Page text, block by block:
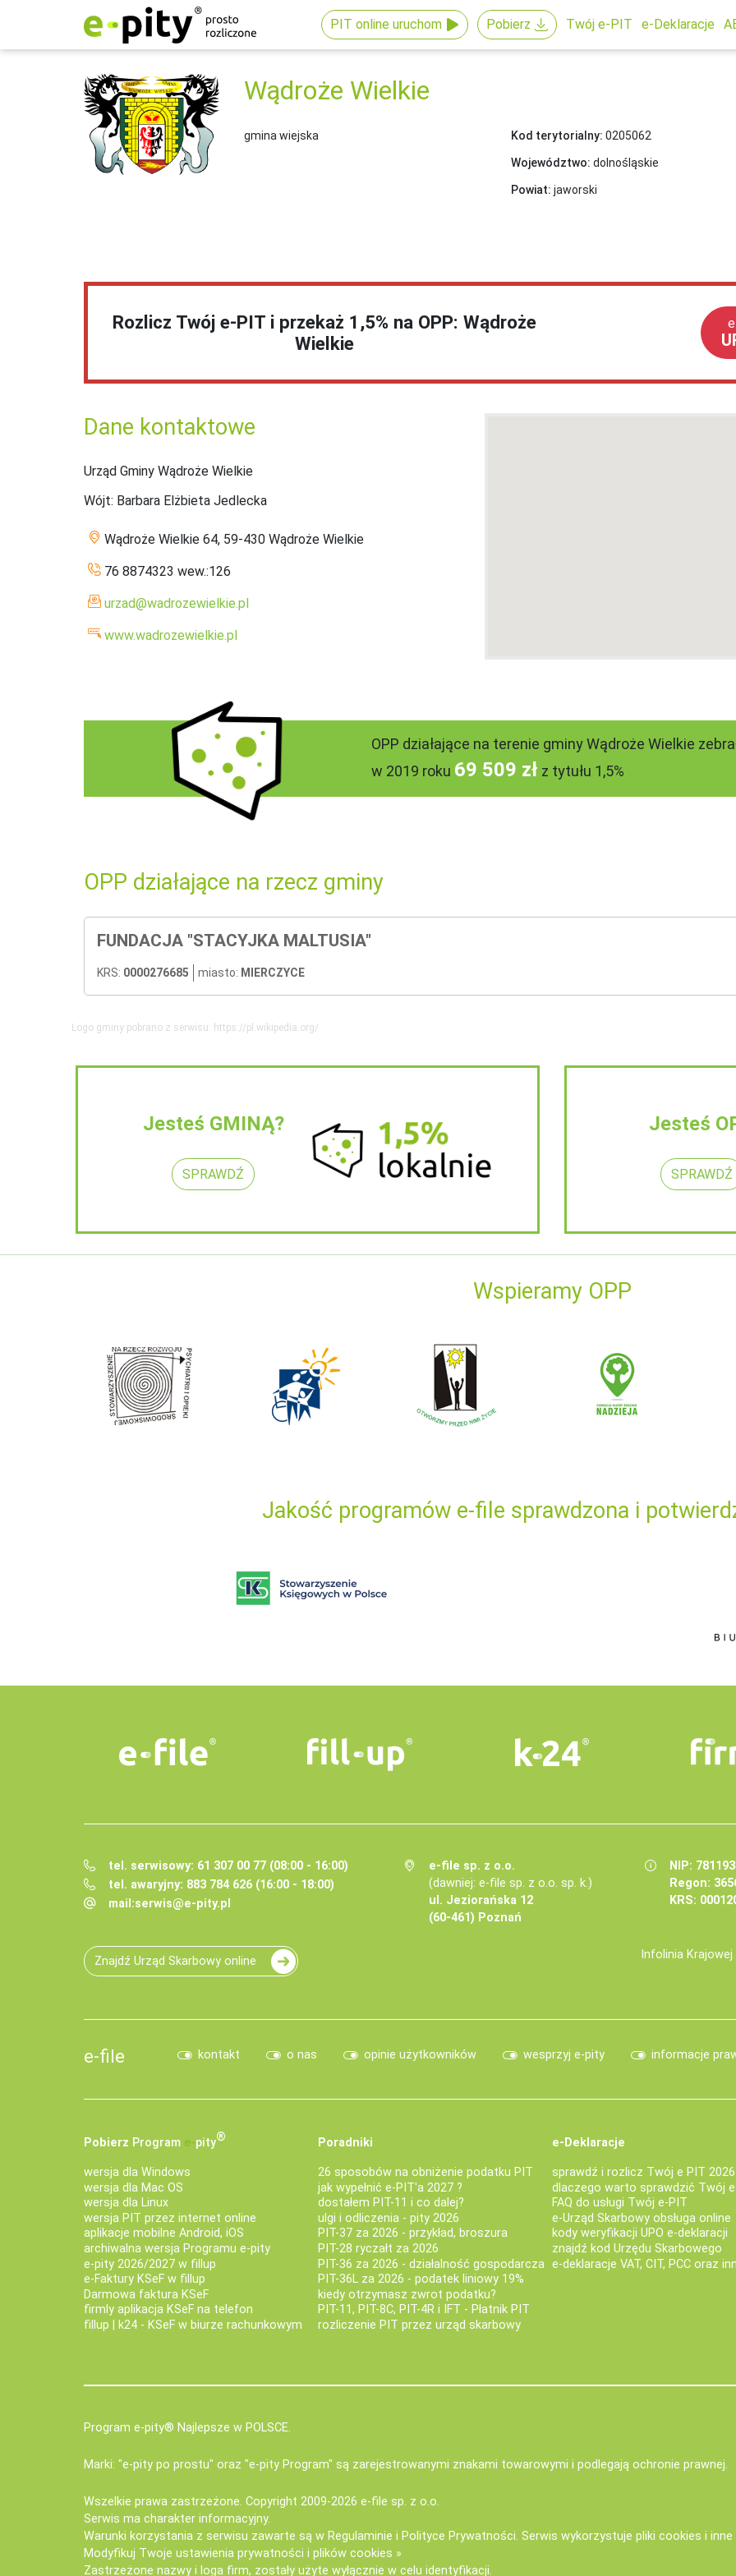
PIT online uruchom Pobierz Twój e-PIT e-Deklaracje
Wądroże Wielkie
gmina wiejska Kod terytorialny: 0205062
Województwo: dolnośląskie
Powiat: jaworski
Rozlicz Twój e-PIT i przekaż 1,5% na OPP: Wądroże
Wielkie
Dane kontaktowe
Urząd Gminy Wądroże Wielkie
Wójt: Barbara Elżbieta Jedlecka
Wądroże Wielkie 64, 59-430 Wądroże Wielkie
76 8874323 wew.:126
urzad@wadrozewielkie.pl
www.wadrozewielkie.pl
OPP działające na terenie gminy Wądroże Wielkie
w 2019 roku 69 509 zł z tytułu 1,5%
OPP działające na rzecz gminy
FUNDACJA "STACYJKA MALTUSIA"
KRS: 0000276685 miasto: MIERCZYCE
Logo gminy pobrano z serwisu: https://pl.wikipedia.org/
Jesteś GMINĄ?
SPRAWDŹ
Jesteś
SPRAWDŹ
Wspieramy OPP
Jakość programów e-file sprawdzona i
tel. serwisowy: 61 307 00 77 (08:00 - 16:00)
tel. awaryjny: 883 784 626 (16:00 - 18:00)
mail:serwis@e-pity.pl
e-file sp. z o.o.
(dawniej: e-file sp. z o.o. sp. k.)
ul. Jeziorańska 12
(60-461) Poznań
NIP:
Regon:
KRS:
Znajdź Urząd Skarbowy online Infolinia
e-file kontakt o nas opinie użytkowników wesprzyj e-pity informacje
Pobierz Program e‑pity®
wersja dla Windows
wersja dla Mac OS
wersja dla Linux
wersja PIT przez internet online
aplikacje mobilne Android, iOS
archiwalna wersja Programu e-pity
e-pity 2026/2027 w fillup
e‑Faktury KSeF w fillup
Darmowa faktura KSeF
firmly aplikacja KSeF na telefon
fillup | k24 - KSeF w biurze rachunkowym
Poradniki
26 sposobów na obniżenie podatku PIT
jak wypełnić e-PIT'a 2027 ?
dostałem PIT-11 i co dalej?
ulgi i odliczenia - pity 2026
PIT-37 za 2026 - przykład, broszura
PIT-28 ryczałt za 2026
PIT-36 za 2026 - działalność gospodarcza
PIT-36L za 2026 - podatek liniowy 19%
kiedy otrzymasz zwrot podatku?
PIT-11, PIT-8C, PIT-4R i IFT - Płatnik PIT
rozliczenie PIT przez urząd skarbowy
e-Deklaracje
sprawdź i rozlicz Twój e PIT 2026
dlaczego warto sprawdzić Twój
FAQ do usługi Twój e-PIT
e-Urząd Skarbowy obsługa online
kody weryfikacji UPO e-deklaracji
znajdź kod Urzędu Skarbowego
e-deklaracje VAT, CIT, PCC oraz
Program e-pity® Najlepsze w POLSCE.
Marki: "e-pity po prostu" oraz "e-pity Program" są zarejestrowanymi znakami towarowymi i podlegają ochronie prawnej.
Wszelkie prawa zastrzeżone. Copyright 2009-2026 e-file sp. z o.o.
Serwis ma charakter informacyjny.
Warunki korzystania z serwisu zawarte są w Regulaminie i Polityce Prywatności. Serwis wykorzystuje pliki cookies i
Modyfikuj Twoje ustawienia prywatności i plików cookies »
Zastrzeżone nazwy i loga firm, zostały użyte wyłącznie w celu identyfikacji.